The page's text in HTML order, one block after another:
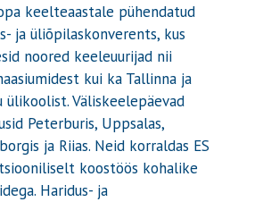
keelteaastale pühendatud
ja üliõpilaskonverents, kus
noored keeleuurijad nii
kui ka Tallinna ja
ülikoolist. Väliskeelepäevad
Peterburis, Uppsalas,
ja Riias. Neid korraldas ES
koostöös kohalike
Haridus- ja